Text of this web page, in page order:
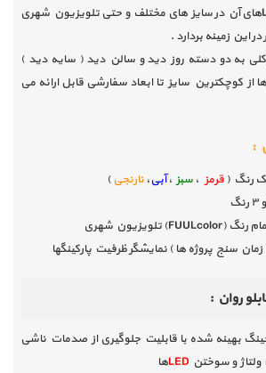
های آن در سایز های مختلف و حتی تلویزیون شهری
این زمینه بردارد .
کلی به دو دسته روز دید و سالن دید ( سایه دید )
از کوچکترین سایز تا ابعاد سفارشی قابل ارائه می
:
رنگ ( قرمز ، سبز ،آبی،نارنجی)
رنگ (FUULcolor) تلویزیون شهری
سنج پروژه ها ) نمایشگر ظرفیت پارکینگها
روان :
بهینه شده با قابلیت جلوگیری از صدمات ناشی
ولتاژ و سوختن LEDها